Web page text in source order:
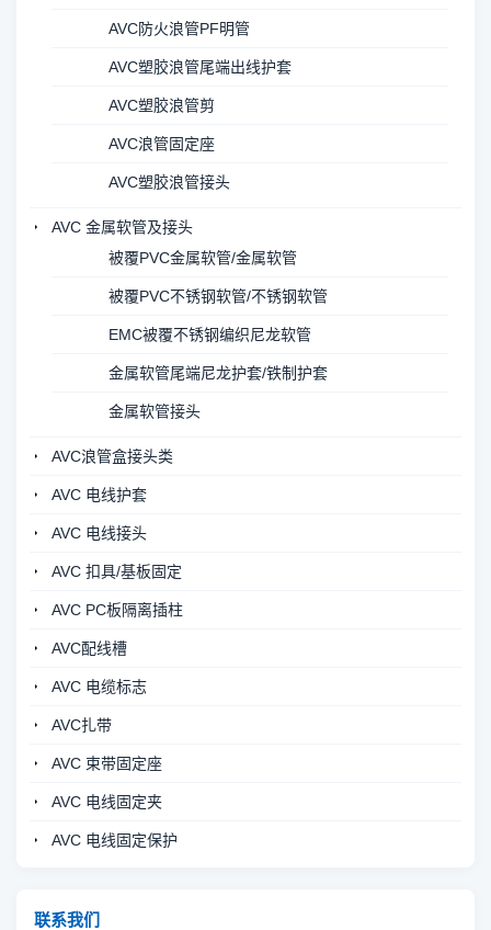
AVC防火浪管PF明管
AVC塑胶浪管尾端出线护套
AVC塑胶浪管剪
AVC浪管固定座
AVC塑胶浪管接头
AVC 金属软管及接头
被覆PVC金属软管/金属软管
被覆PVC不锈钢软管/不锈钢软管
EMC被覆不锈钢编织尼龙软管
金属软管尾端尼龙护套/铁制护套
金属软管接头
AVC浪管盒接头类
AVC 电线护套
AVC 电线接头
AVC 扣具/基板固定
AVC PC板隔离插柱
AVC配线槽
AVC 电缆标志
AVC扎带
AVC 束带固定座
AVC 电线固定夹
AVC 电线固定保护
联系我们